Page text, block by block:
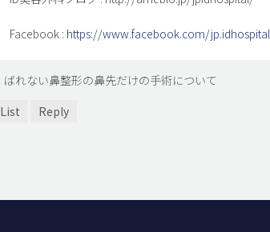
Facebook : https://www.facebook.com/jp.idhospital
ばれない鼻整形の鼻先だけの手術について
List
Reply